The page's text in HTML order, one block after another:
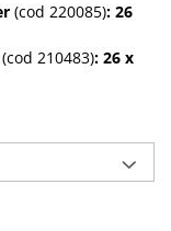
(cod 220085): 26
(cod 210483): 26 x